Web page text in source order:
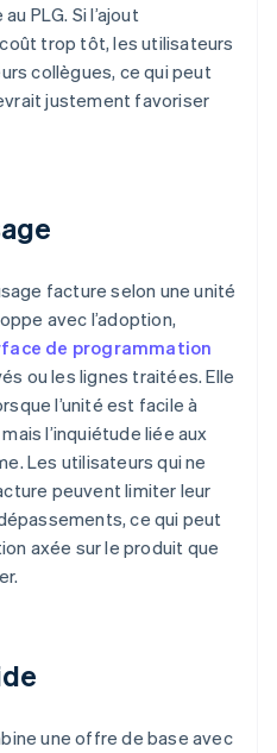
PLG. Si l’ajout
trop tôt, les utilisateurs
collègues, ce qui peut
justement favoriser
facture selon une unité
avec l’adoption,
de programmation
ou les lignes traitées. Elle
l’unité est facile à
l’inquiétude liée aux
Les utilisateurs qui ne
peuvent limiter leur
ce qui peut
axée sur le produit que
une offre de base avec